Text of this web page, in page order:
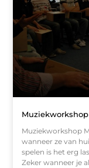
Muziekworkshop
wanneer ze van
spelen is het erg
Zeker wanneer je